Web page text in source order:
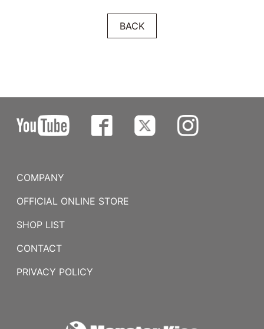
BACK
COMPANY
OFFICIAL ONLINE STORE
SHOP LIST
CONTACT
PRIVACY POLICY